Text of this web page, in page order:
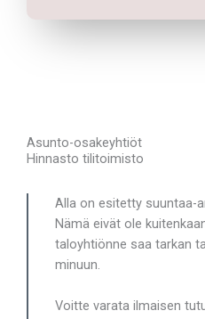
Asunto-osakeyhtiöt
Hinnasto tilitoimisto
Alla on esitetty suuntaa-
Nämä eivät ole
taloyhtiönne saa tarkan
minuun.
Voitte varata ilmaisen